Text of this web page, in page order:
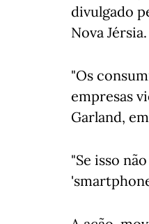
divulgado
Nova Jérsia.
"Os
empresas
Garland,
"Se isso